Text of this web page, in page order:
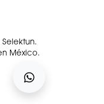
México.